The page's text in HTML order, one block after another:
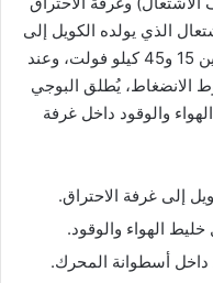
الذي يولده الكويل إلى
غرفة الاحتراق. تتراوح قيمة هذا الجهد بين 15 و45 كيلو فولت، وعند
يُطلق البوجي
والوقود داخل غرفة
إلى غرفة الاحتراق.
الهواء والوقود.
داخل أسطوانة المحرك.